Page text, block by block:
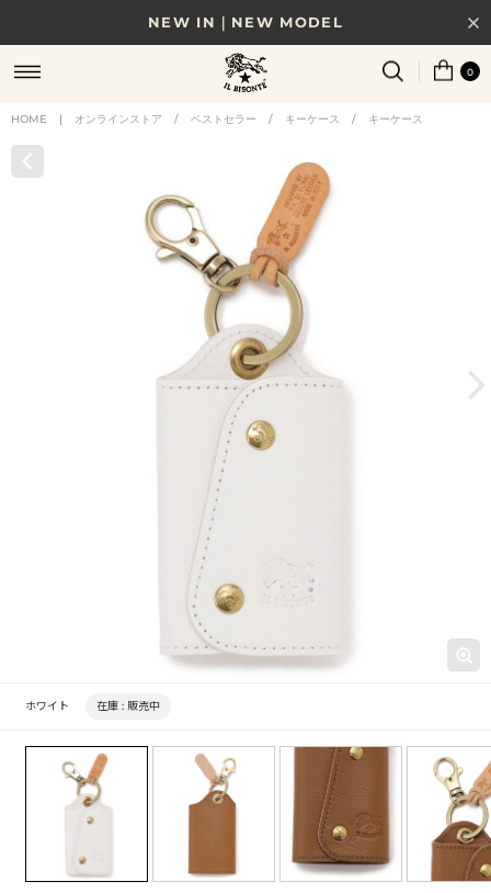
NEW IN｜NEW MODEL
8/17(月)10時まで｜税込11,000円以上で送料無料
贈る相手やシーンから選べる、新しいギフトガイド
0
HOME | オンラインストア / ベストセラー / キーケース / キーケース
ホワイト 在庫 : 販売中